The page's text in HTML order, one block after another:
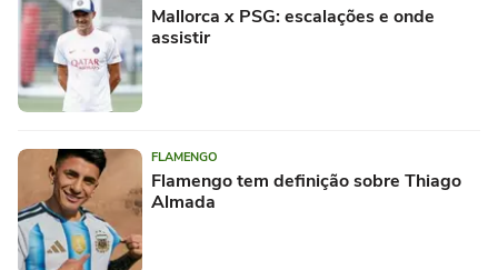
Mallorca x PSG: escalações e onde
assistir
FLAMENGO
Flamengo tem definição sobre Thiago
Almada